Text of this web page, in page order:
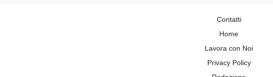
Contatti
Home
Lavora con Noi
Privacy Policy